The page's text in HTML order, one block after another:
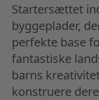
Startersættet
byggeplader,
perfekte base
fantastiske
barns
konstruere